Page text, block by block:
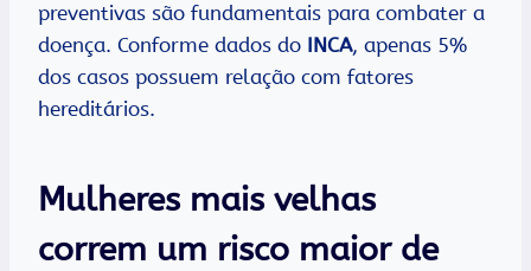
preventivas são fundamentais para combater a
doença. Conforme dados do INCA, apenas 5%
dos casos possuem relação com fatores
hereditários.
Mulheres mais velhas
correm um risco maior de